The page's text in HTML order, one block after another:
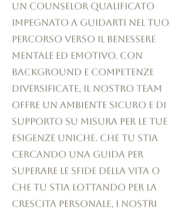
un counselor qualificato
impegnato a guidarti nel tuo
percorso verso il benessere
mentale ed emotivo. Con
background e competenze
diversificate, il nostro team
offre un ambiente sicuro e di
supporto su misura per le tue
esigenze uniche. Che tu stia
cercando una guida per
superare le sfide della vita o
che tu stia lottando per la
crescita personale, i nostri